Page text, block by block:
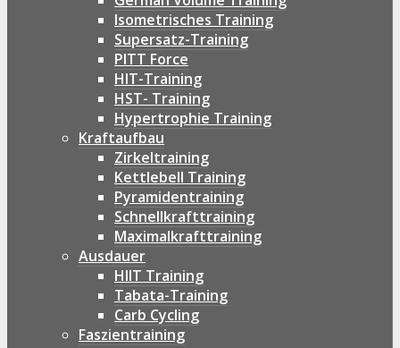
Isometrisches Training
Supersatz-Training
PITT Force
HIT-Training
HST- Training
Hypertrophie Training
Kraftaufbau
Zirkeltraining
Kettlebell Training
Pyramidentraining
Schnellkrafttraining
Maximalkrafttraining
Ausdauer
HIIT Training
Tabata-Training
Carb Cycling
Faszientraining